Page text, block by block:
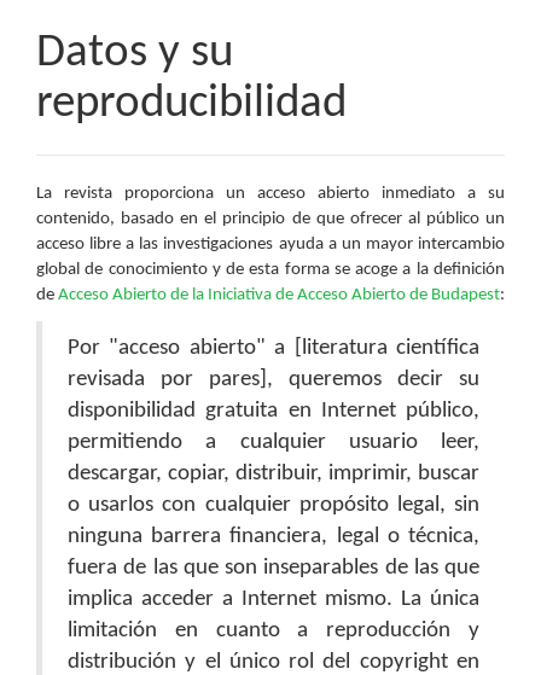
Datos y su
reproducibilidad
La revista proporciona un acceso abierto inmediato a su
contenido, basado en el principio de que ofrecer al público un
acceso libre a las investigaciones ayuda a un mayor intercambio
global de conocimiento y de esta forma se acoge a la definición
de Acceso Abierto de la Iniciativa de Acceso Abierto de Budapest:
Por "acceso abierto" a [literatura científica
revisada por pares], queremos decir su
disponibilidad gratuita en Internet público,
permitiendo a cualquier usuario leer,
descargar, copiar, distribuir, imprimir, buscar
o usarlos con cualquier propósito legal, sin
ninguna barrera financiera, legal o técnica,
fuera de las que son inseparables de las que
implica acceder a Internet mismo. La única
limitación en cuanto a reproducción y
distribución y el único rol del copyright en